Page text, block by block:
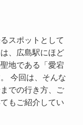
スポットとして
、広島駅にほど
地である「愛宕
今回は、そんな
での行き方、ご
もご紹介してい